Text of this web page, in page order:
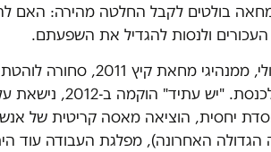
בולטים לקבל החלטה מהירה: האם
העכורים ולנסות להגדיל את השפעתם.
ב-2013 היו סתיו שפיר ואיציק שמולי,
העבודה, שקלטה והכניסה אותם לכנסת.
יחסית, הוציאה מאסה קריטית של
הגדולה האחרונה), מפלגת העבודה עוד